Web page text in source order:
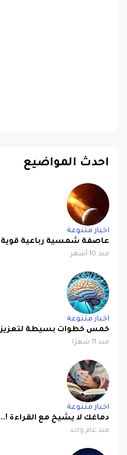
احدث المواضيع
اخبار متنوعة
عاصفة شمسية رباعية قوية
منذ 10 أشهر
اخبار متنوعة
خمس خطوات بسيطة لتعزيز
منذ 11 شهرًا
اخبار متنوعة
دماغك لا يشيخ مع القراءة !..
منذ عام واحد